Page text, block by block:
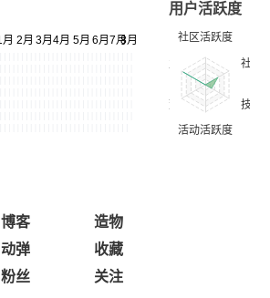
用户活跃度
博客
造物
动弹
收藏
粉丝 关注